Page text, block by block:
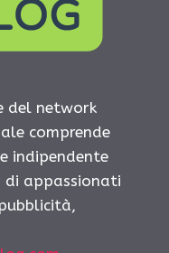
del network
comprende
indipendente
di appassionati